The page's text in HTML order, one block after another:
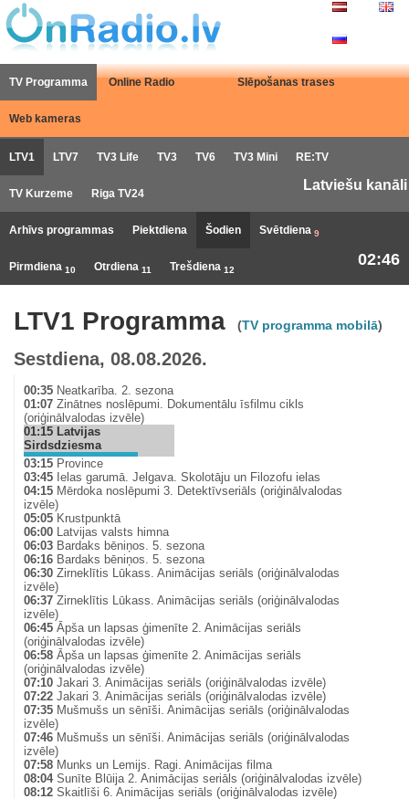
TV Programma Online Radio Slēpošanas trases
Web kameras
LTV1 LTV7 TV3 Life TV3 TV6 TV3 Mini RE:TV
TV Kurzeme Riga TV24
Latviešu kanāli
Arhīvs programmas Piektdiena Šodien Svētdiena 9
Pirmdiena 10 Otrdiena 11 Trešdiena 12
02:46
LTV1 Programma (TV programma mobilā)
Sestdiena, 08.08.2026.
00:35 Neatkarība. 2. sezona
01:07 Zinātnes noslēpumi. Dokumentālu īsfilmu cikls
(oriģinālvalodas izvēle)
01:15 Latvijas
Sirdsdziesma
03:15 Province
03:45 Ielas garumā. Jelgava. Skolotāju un Filozofu ielas
04:15 Mērdoka noslēpumi 3. Detektīvseriāls (oriģinālvalodas
izvēle)
05:05 Krustpunktā
06:00 Latvijas valsts himna
06:03 Bardaks bēniņos. 5. sezona
06:16 Bardaks bēniņos. 5. sezona
06:30 Zirneklītis Lūkass. Animācijas seriāls (oriģinālvalodas
izvēle)
06:37 Zirneklītis Lūkass. Animācijas seriāls (oriģinālvalodas
izvēle)
06:45 Āpša un lapsas ģimenīte 2. Animācijas seriāls
(oriģinālvalodas izvēle)
06:58 Āpša un lapsas ģimenīte 2. Animācijas seriāls
(oriģinālvalodas izvēle)
07:10 Jakari 3. Animācijas seriāls (oriģinālvalodas izvēle)
07:22 Jakari 3. Animācijas seriāls (oriģinālvalodas izvēle)
07:35 Mušmušs un sēnīši. Animācijas seriāls (oriģinālvalodas
izvēle)
07:46 Mušmušs un sēnīši. Animācijas seriāls (oriģinālvalodas
izvēle)
07:58 Munks un Lemijs. Ragi. Animācijas filma
08:04Sunīte Blūija 2. Animācijas seriāls (oriģinālvalodas izvēle)
08:12 Skaitlīši 6. Animācijas seriāls (oriģinālvalodas izvēle)